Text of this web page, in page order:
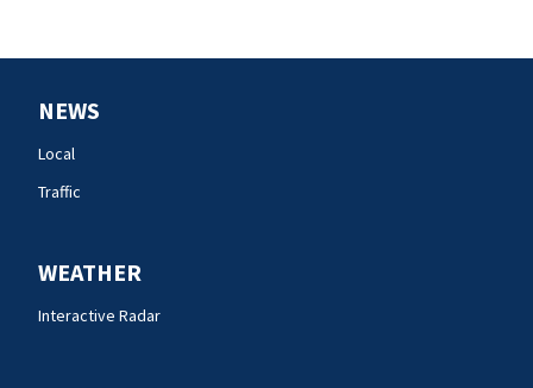
NEWS
Local
Traffic
WEATHER
Interactive Radar